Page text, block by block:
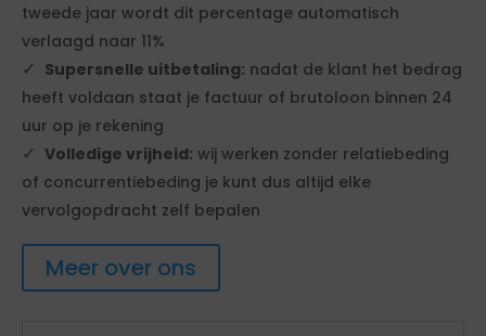
tweede jaar wordt dit percentage automatisch
verlaagd naar 11%
Supersnelle uitbetaling: nadat de klant het bedrag
heeft voldaan staat je factuur of brutoloon binnen 24
uur op je rekening
Volledige vrijheid: wij werken zonder relatiebeding
of concurrentiebeding je kunt dus altijd elke
vervolgopdracht zelf bepalen
Meer over ons